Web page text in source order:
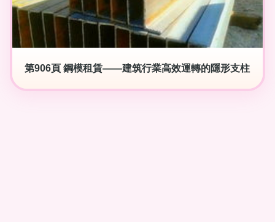
第906頁 鋼模租賃——建筑行業高效運轉的隱形支柱